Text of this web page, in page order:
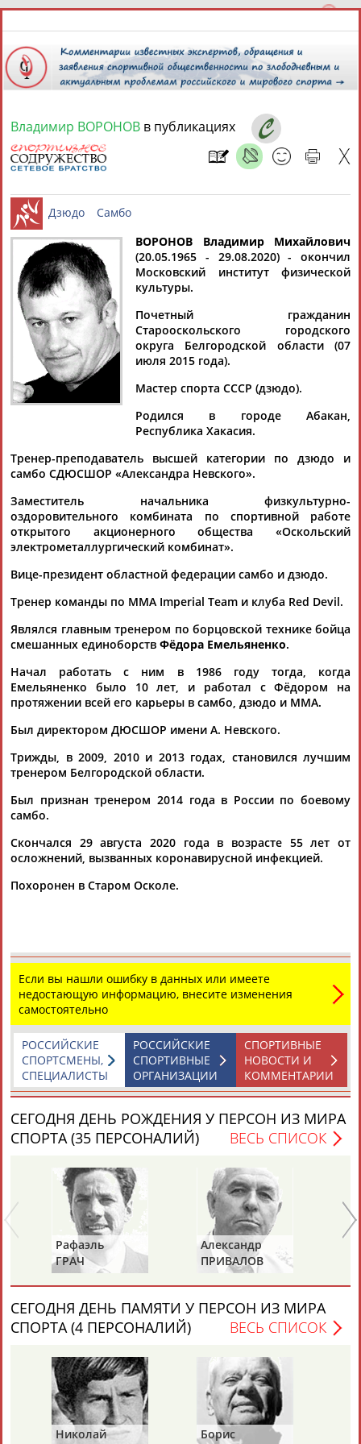
6 августа 2026 года,
СПОРТСМЕНЫ, ТРЕНЕРЫ И СПЕЦИАЛИСТЫ
Найдено: 13181персон Расширенный поиск
Аслаудин
АБАЕВ
Елена
АБАИМОВА
Мария
АБАКУМОВА
Юлия
АБАЛАКИНА
Тамилла
Рамазан
Флюра
АББАТЕ-
БУЛАТОВА
Татьяна
АББЯСОВА
Акжана
АБДИКАРИМОВА
Артур
Каримжан
АБДРАХМАНОВ
Аделя
АБДРАХМАНОВА
Андрей
АБДУВАЛИЕВ
Герман
АБДУЛАЕВ
Камалудин
АБДУЛДАУДОВ
Абдула
АБДУЛЖАЛИЛОВ
Магомед
АБДУЛКАГИРОВ
Назир
АБДУЛЛАЕВ
24 персон из 13181
ЕЩЁ ПЕРСОНЫ
ТАБЛО АКТИВНОСТИ
ЦЕЛИ ПРОЕКТА КОНТАКТЫ НАШИ КНОПКИ
Стадион, 1998-2026
Адресов в новостной рассылке: 996
Подпишись
Владимир ВОРОНОВ в публикациях
Дзюдо Самбо
ВОРОНОВ Владимир Михайлович
(20.05.1965 - 29.08.2020) - окончил
Московский институт физической
культуры.
Почетный гражданин
Старооскольского городского
округа Белгородской области (07
июля 2015 года).
Мастер спорта СССР (дзюдо).
Родился в городе Абакан,
Республика Хакасия.
Тренер-преподаватель высшей категории по дзюдо и
самбо СДЮСШОР «Александра Невского».
Заместитель начальника физкультурно-
оздоровительного комбината по спортивной работе
открытого акционерного общества «Оскольский
электрометаллургический комбинат».
Вице-президент областной федерации самбо и дзюдо.
Тренер команды по ММА Imperial Team и клуба Red Devil.
Являлся главным тренером по борцовской технике бойца
смешанных единоборств Фёдора Емельяненко.
Начал работать с ним в 1986 году тогда, когда
Емельяненко было 10 лет, и работал с Фёдором на
протяжении всей его карьеры в самбо, дзюдо и ММА.
Был директором ДЮСШОР имени А. Невского.
Трижды, в 2009, 2010 и 2013 годах, становился лучшим
тренером Белгородской области.
Был признан тренером 2014 года в России по боевому
самбо.
Скончался 29 августа 2020 года в возрасте 55 лет от
осложнений, вызванных коронавирусной инфекцией.
Похоронен в Старом Осколе.
Если вы нашли ошибку в данных или имеете
недостающую информацию, внесите изменения
самостоятельно
СПОРТИВНЫЕ
НОВОСТИ И
КОММЕНТАРИИ
РОССИЙСКИЕ
СПОРТИВНЫЕ
ОРГАНИЗАЦИИ
РОССИЙСКИЕ
СПОРТСМЕНЫ,
СПЕЦИАЛИСТЫ
СЕГОДНЯ ДЕНЬ РОЖДЕНИЯ У ПЕРСОН ИЗ МИРА
СПОРТА (35 ПЕРСОНАЛИЙ)
ВЕСЬ СПИСОК
Рафаэль
ГРАЧ
Александр
ПРИВАЛОВ
СЕГОДНЯ ДЕНЬ ПАМЯТИ У ПЕРСОН ИЗ МИРА
СПОРТА (4 ПЕРСОНАЛИЙ)
ВЕСЬ СПИСОК
Николай
Борис